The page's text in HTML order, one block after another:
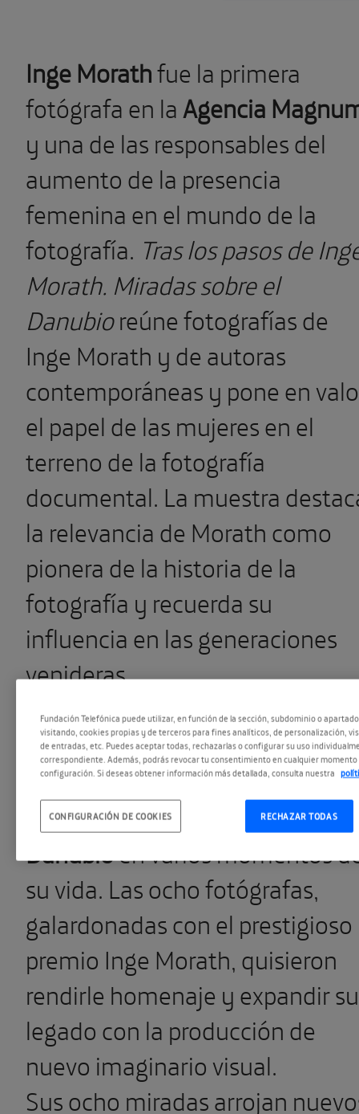
Inge Morathfue la primera
fotógrafa en laAgencia
y una de las responsables del
aumento de la presencia
femenina en el mundo de la
fotografía. Tras los pasos de
Morath. Miradas sobre el
Danubioreúne fotografías de
Inge Morath y de autoras
contemporáneas y pone en
el papel de las mujeres en el
terreno de la fotografía
documental. La muestra
la relevancia de Morath como
pionera de la historia de la
fotografía y recuerda su
influencia en las generaciones
venideras.
Durante el verano de 2014,
fotógrafas siguieron la ruta que
Morath realizó a lo largo del
Danubioen varios momentos
su vida. Las ocho fotógrafas,
galardonadas con el prestigioso
premio Inge Morath, quisieron
rendirle homenaje y expandir su
legado con la producción de
nuevo imaginario visual.
Sus ocho miradas arrojan
Fundación Telefónica puede utilizar, en función de la sección, subdominio o
visitando, cookies propias y de terceros para fines analíticos, de personalización,
de entradas, etc. Puedes aceptar todas, rechazarlas o configurar su uso
correspondiente. Además, podrás revocar tu consentimiento en cualquier momento
configuración. Si deseas obtener información más detallada, consulta nuestra
RECHAZAR TODAS
CONFIGURACIÓN DE COOKIES